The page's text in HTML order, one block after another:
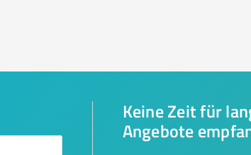
Keine Zeit für
Angebote